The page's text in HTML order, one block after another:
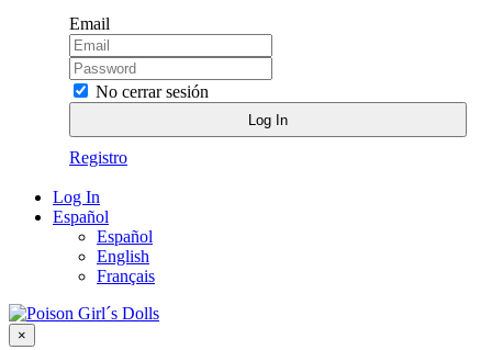
Email
No cerrar sesión
Registro
Log In
Español
Español
English
Français
×